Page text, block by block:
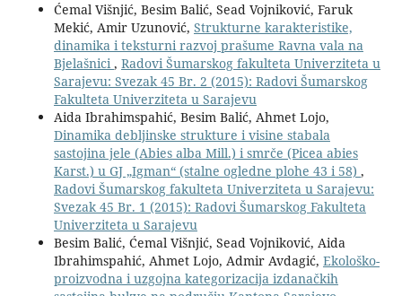
Ćemal Višnjić, Besim Balić, Sead Vojniković, Faruk
Mekić, Amir Uzunović, Strukturne karakteristike,
dinamika i teksturni razvoj prašume Ravna vala na
Bjelašnici, Radovi Šumarskog fakulteta Univerziteta u
Sarajevu: Svezak 45 Br. 2 (2015): Radovi Šumarskog
Fakulteta Univerziteta u Sarajevu
Aida Ibrahimspahić, Besim Balić, Ahmet Lojo,
Dinamika debljinske strukture i visine stabala
sastojina jele (Abies alba Mill.) i smrče (Picea abies
Karst.) u GJ „Igman“ (stalne ogledne plohe 43 i 58) ,
Radovi Šumarskog fakulteta Univerziteta u Sarajevu:
Svezak 45 Br. 1 (2015): Radovi Šumarskog Fakulteta
Univerziteta u Sarajevu
Besim Balić, Ćemal Višnjić, Sead Vojniković, Aida
Ibrahimspahić, Ahmet Lojo, Admir Avdagić, Ekološko-
proizvodna i uzgojna kategorizacija izdanačkih